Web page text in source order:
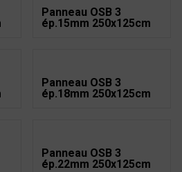
Panneau OSB 3
ép.15mm 250x125cm
Panneau OSB 3
ép.18mm 250x125cm
Panneau OSB 3
ép.22mm 250x125cm